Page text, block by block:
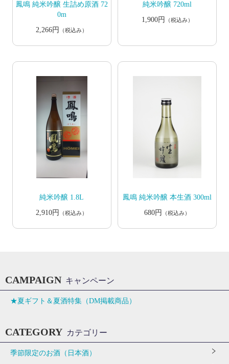
鳳鳴 純米吟醸 生詰め原酒 72
0m
2,266円
（税込み）
純米吟醸 720ml
1,900円
（税込み）
純米吟醸 1.8L
2,910円
（税込み）
鳳鳴 純米吟醸 本生酒 300ml
680円
（税込み）
CAMPAIGN キャンペーン
★夏ギフト＆夏酒特集（DM掲載商品）
CATEGORY カテゴリー
季節限定のお酒（日本酒）